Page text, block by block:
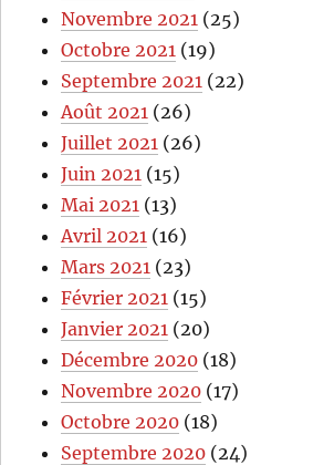
Novembre 2021 (25)
Octobre 2021 (19)
Septembre 2021 (22)
Août 2021 (26)
Juillet 2021 (26)
Juin 2021 (15)
Mai 2021 (13)
Avril 2021 (16)
Mars 2021 (23)
Février 2021 (15)
Janvier 2021 (20)
Décembre 2020 (18)
Novembre 2020 (17)
Octobre 2020 (18)
Septembre 2020 (24)